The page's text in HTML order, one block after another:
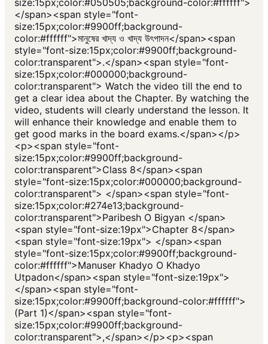
size:15px;color:#050505;background-color:#ffffff">
</span><span style="font-
size:15px;color:#9900ff;background-
color:#ffffff">মানুষের খাদ্য ও খাদ্য উৎপাদন</span><span
style="font-size:15px;color:#9900ff;background-
color:transparent">.</span><span style="font-
size:15px;color:#000000;background-
color:transparent"> Watch the video till the end to
get a clear idea about the Chapter. By watching the
video, students will clearly understand the lesson. It
will enhance their knowledge and enable them to
get good marks in the board exams.</span></p>
<p><span style="font-
size:15px;color:#9900ff;background-
color:transparent">Class 8</span><span
style="font-size:15px;color:#000000;background-
color:transparent"> </span><span style="font-
size:15px;color:#274e13;background-
color:transparent">Paribesh O Bigyan </span>
<span style="font-size:19px">Chapter 8</span>
<span style="font-size:19px"> </span><span
style="font-size:15px;color:#9900ff;background-
color:#ffffff">Manuser Khadyo O Khadyo
Utpadon</span><span style="font-size:19px">
</span><span style="font-
size:15px;color:#9900ff;background-color:#ffffff">
(Part 1)</span><span style="font-
size:15px;color:#9900ff;background-
color:transparent">,</span></p><p><span